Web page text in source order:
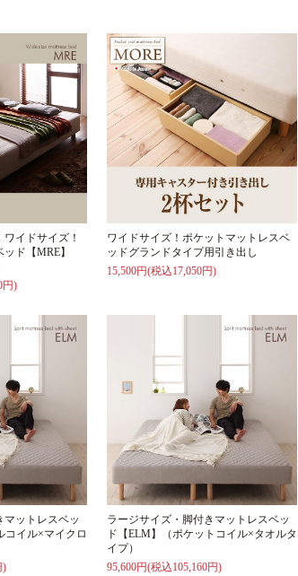
イドサイズ！
ド【MRE】
円)
ワイドサイズ！ポケットマットレスベ
ッドグランドタイプ用引き出し
15,500円(税込17,050円)
マットレスベッ
コイル×マイクロ
)
ラージサイズ・脚付きマットレスベッ
ド【ELM】（ポケットコイル×タオルタ
イプ）
95,600円(税込105,160円)